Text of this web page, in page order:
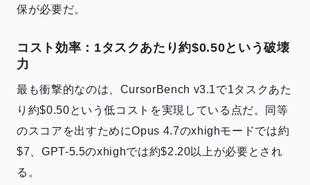
保が必要だ。
コスト効率：1タスクあたり約$0.50という破壊
力
最も衝撃的なのは、CursorBench v3.1で1タスクあた
り約$0.50という低コストを実現している点だ。同等
のスコアを出すためにOpus 4.7のxhighモードでは約
$7、GPT-5.5のxhighでは約$2.20以上が必要とされ
る。